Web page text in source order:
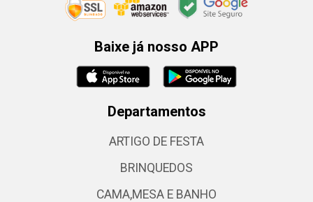
Baixe já nosso APP
Departamentos
ARTIGO DE FESTA
BRINQUEDOS
CAMA,MESA E BANHO